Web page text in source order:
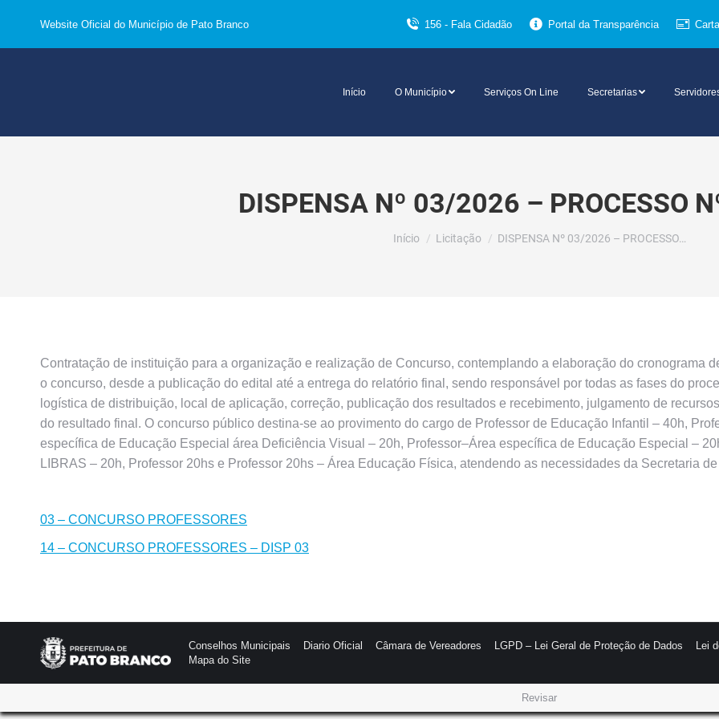
Website Oficial do Município de Pato Branco 156 - Fala Cidadão Portal da Transparência
Início O Município Serviços On Line Secretarias
DISPENSA Nº 03/2026 – PROCESSO
Você está aqui:
Início Licitação DISPENSA Nº 03/2026 – PROCESSO…
Contratação de instituição para a organização e realização de Concurso, contemplando a elaboração do cronograma
o concurso, desde a publicação do edital até a entrega do relatório final, sendo responsável por todas as fases do
logística de distribuição, local de aplicação, correção, publicação dos resultados e recebimento, julgamento de
do resultado final. O concurso público destina-se ao provimento do cargo de Professor de Educação Infantil – 40h,
específica de Educação Especial área Deficiência Visual – 20h, Professor–Área específica de Educação Especial –
LIBRAS – 20h, Professor 20hs e Professor 20hs – Área Educação Física, atendendo as necessidades da Secretaria
03 – CONCURSO PROFESSORES
14 – CONCURSO PROFESSORES – DISP 03
Conselhos Municipais Diario Oficial Câmara de Vereadores LGPD – Lei Geral de Proteção de Dados Lei
Mapa do Site
Revisar